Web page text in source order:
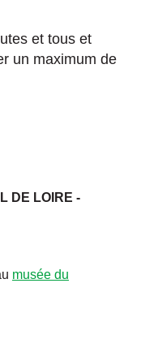
et tous et
un maximum de
DE LOIRE -
musée du